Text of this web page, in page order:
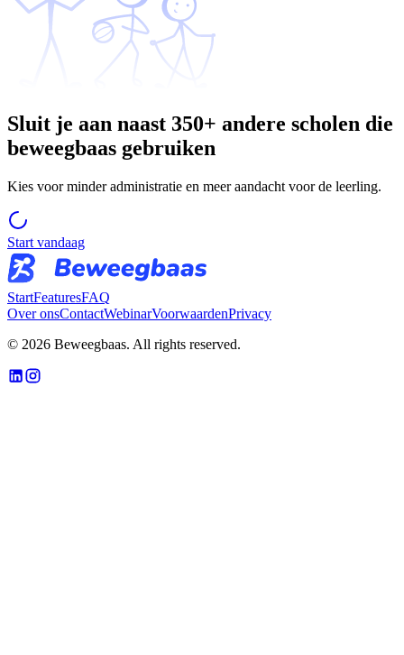
Sluit je aan naast 350+ andere scholen die
beweegbaas gebruiken
Kies voor minder administratie en meer aandacht voor de leerling.
Start vandaag
StartFeaturesFAQ
Over onsContactWebinarVoorwaardenPrivacy
© 2026 Beweegbaas. All rights reserved.